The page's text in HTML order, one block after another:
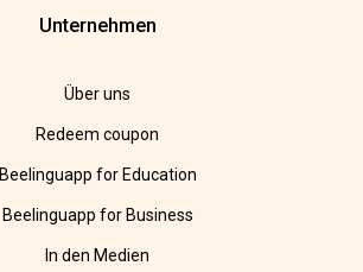
Unternehmen
Über uns
Redeem coupon
Beelinguapp for Education
Beelinguapp for Business
In den Medien